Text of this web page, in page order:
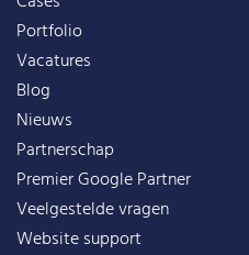
Portfolio
Vacatures
Blog
Nieuws
Partnerschap
Premier Google Partner
Veelgestelde vragen
Website support